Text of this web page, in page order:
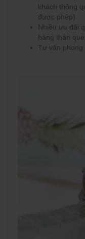
khách thông
được phép)
Nhiều ưu đãi
hàng thân
Tư vấn phong